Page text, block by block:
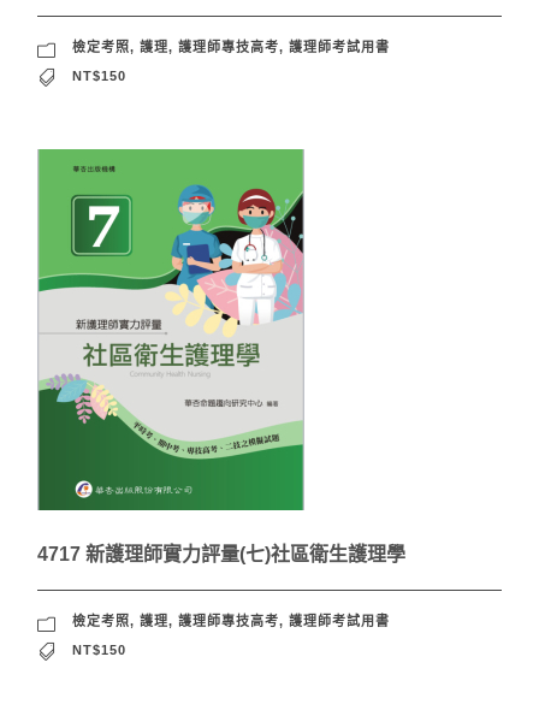
檢定考照, 護理, 護理師專技高考, 護理師考試用書
NT$150
4717 新護理師實力評量(七)社區衛生護理學
檢定考照, 護理, 護理師專技高考, 護理師考試用書
NT$150